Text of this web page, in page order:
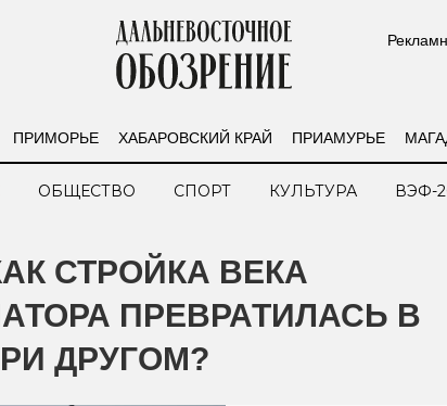
ПРИМОРЬЕ ХАБАРОВСКИЙ КРАЙ ПРИАМУРЬЕ
ОБЩЕСТВО СПОРТ КУЛЬТУРА ВЭФ-
СТРОЙКА ВЕКА
ПРЕВРАТИЛАСЬ В
ДРУГОМ?